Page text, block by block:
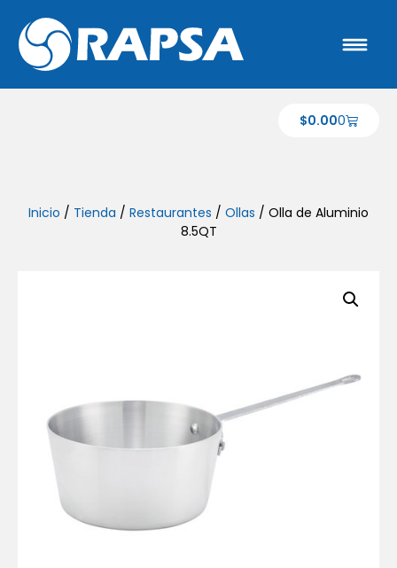
$0.000
Inicio / Tienda / Restaurantes / Ollas / Olla de Aluminio
8.5QT